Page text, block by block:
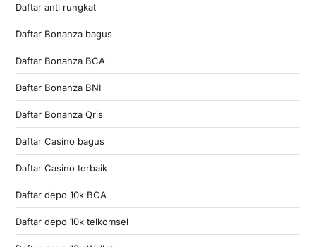
Daftar anti rungkat
Daftar Bonanza bagus
Daftar Bonanza BCA
Daftar Bonanza BNI
Daftar Bonanza Qris
Daftar Casino bagus
Daftar Casino terbaik
Daftar depo 10k BCA
Daftar depo 10k telkomsel